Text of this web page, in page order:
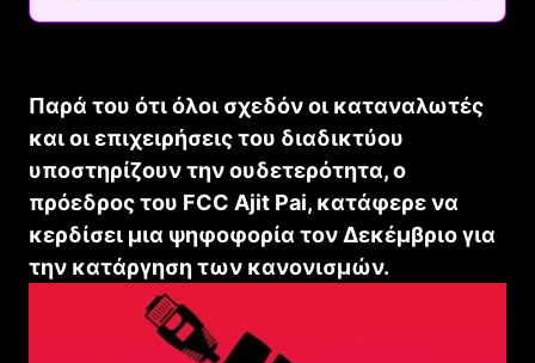
Παρά του ότι όλοι σχεδόν οι καταναλωτές
και οι επιχειρήσεις του διαδικτύου
υποστηρίζουν την ουδετερότητα, ο
πρόεδρος του FCC Ajit Pai, κατάφερε να
κερδίσει μια ψηφοφορία τον Δεκέμβριο για
την κατάργηση των κανονισμών.